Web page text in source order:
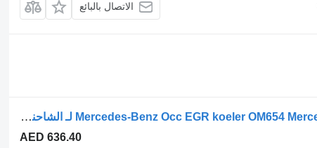
الاتصال بالبائع
إعادة تدوير غاز العادم Mercedes-Benz Occ EGR koeler OM654 Mercedes A6541402700 لـ الشاحنات
AED 636.40